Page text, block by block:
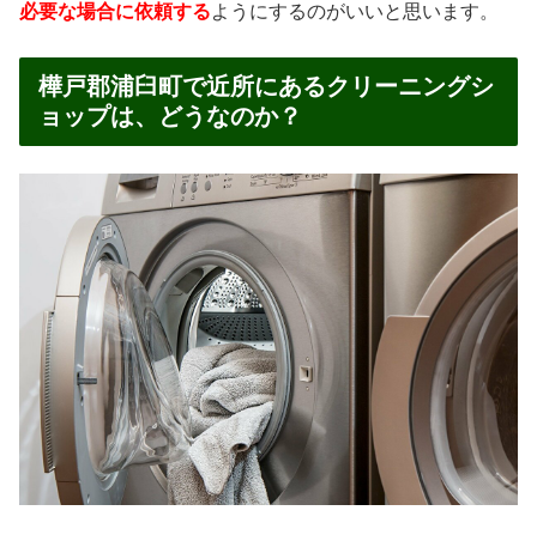
必要な場合に依頼するようにするのがいいと思います。
樺戸郡浦臼町で近所にあるクリーニングシ
ョップは、どうなのか？